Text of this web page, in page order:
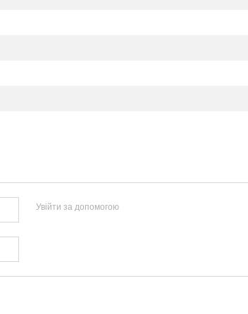
Увійти за допомогою